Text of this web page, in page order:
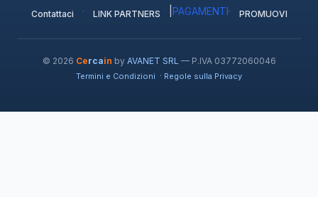
Contattaci · LINK PARTNERS PAGAMENTI· PROMUOVI
© 2026 Cercain by AVANET SRL — P.IVA 03772060046
Termini e Condizioni · Regole sulla Privacy